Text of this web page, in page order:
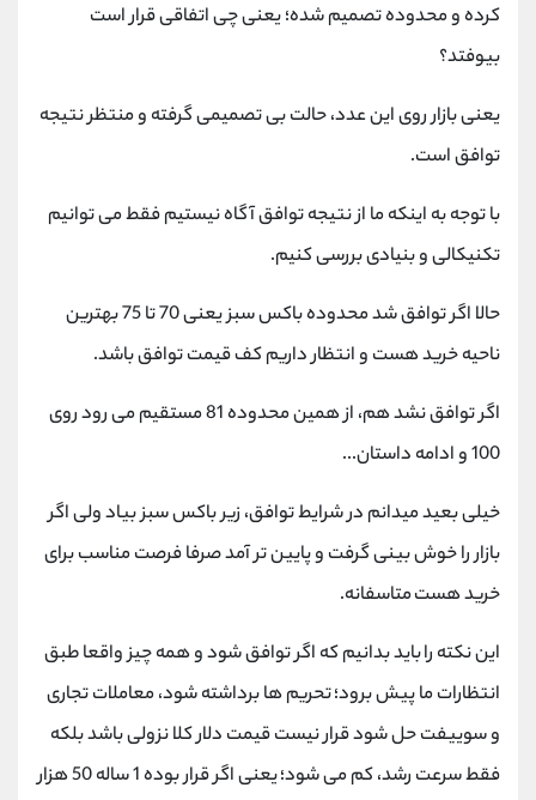
کرده و محدوده تصمیم شده؛ یعنی چی اتفاقی قرار است
بیوفتد؟
یعنی بازار روی این عدد، حالت بی تصمیمی گرفته و منتظر نتیجه
توافق است.
با توجه به اینکه ما از نتیجه توافق آگاه نیستیم فقط می توانیم
تکنیکالی و بنیادی بررسی کنیم.
حالا اگر توافق شد محدوده باکس سبز یعنی 70 تا 75 بهترین
ناحیه خرید هست و انتظار داریم کف قیمت توافق باشد.
اگر توافق نشد هم، از همین محدوده 81 مستقیم می رود روی
100 و ادامه داستان...
خیلی بعید میدانم در شرایط توافق، زیر باکس سبز بیاد ولی اگر
بازار را خوش بینی گرفت و پایین تر آمد صرفا فرصت مناسب برای
خرید هست متاسفانه.
این نکته را باید بدانیم که اگر توافق شود و همه چیز واقعا طبق
انتظارات ما پیش برود؛ تحریم ها برداشته شود، معاملات تجاری
و سوییفت حل شود قرار نیست قیمت دلار کلا نزولی باشد بلکه
فقط سرعت رشد، کم می شود؛ یعنی اگر قرار بوده 1 ساله 50 هزار
بدون پیش شماره 90001030
اینستاگرام
کانال بله @alirezamehrabi_official